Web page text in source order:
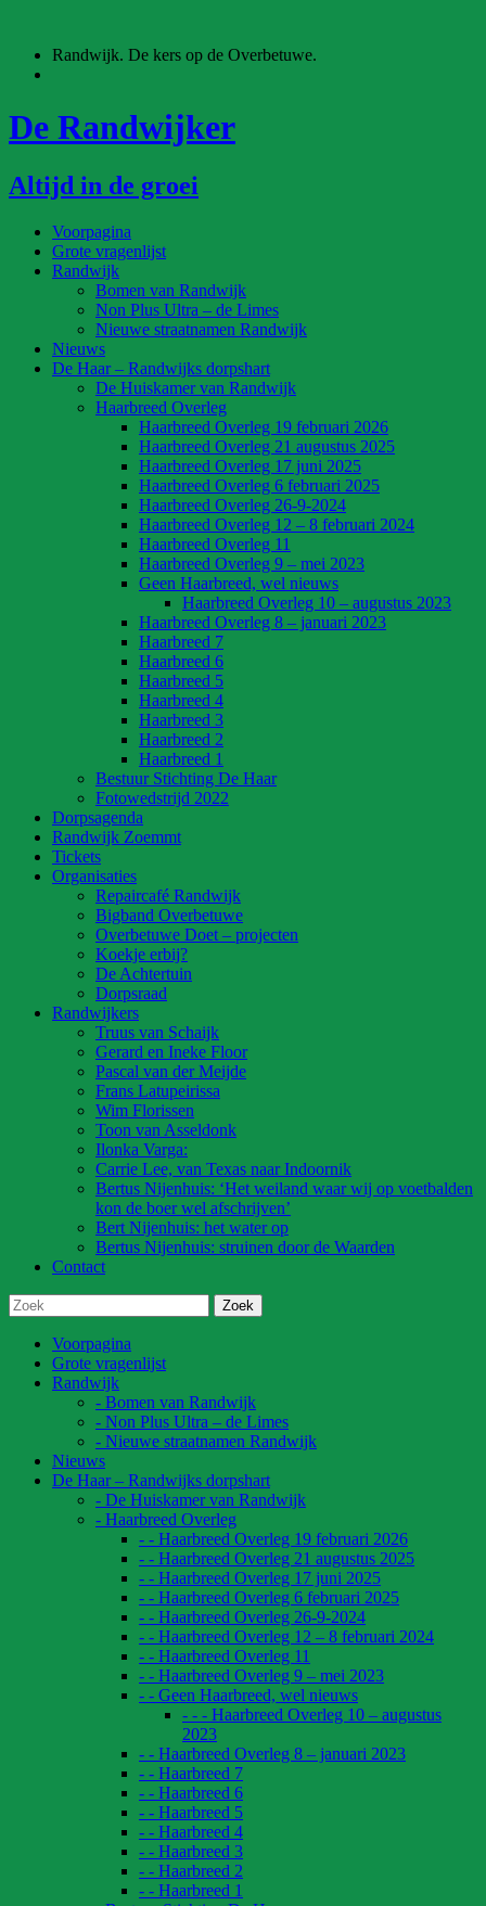
inhoud
Randwijk. De kers op de Overbetuwe.
De Randwijker
Altijd in de groei
Voorpagina
Grote vragenlijst
Randwijk
Bomen van Randwijk
Non Plus Ultra – de Limes
Nieuwe straatnamen Randwijk
Nieuws
De Haar – Randwijks dorpshart
De Huiskamer van Randwijk
Haarbreed Overleg
Haarbreed Overleg 19 februari 2026
Haarbreed Overleg 21 augustus 2025
Haarbreed Overleg 17 juni 2025
Haarbreed Overleg 6 februari 2025
Haarbreed Overleg 26-9-2024
Haarbreed Overleg 12 – 8 februari 2024
Haarbreed Overleg 11
Haarbreed Overleg 9 – mei 2023
Geen Haarbreed, wel nieuws
Haarbreed Overleg 10 – augustus 2023
Haarbreed Overleg 8 – januari 2023
Haarbreed 7
Haarbreed 6
Haarbreed 5
Haarbreed 4
Haarbreed 3
Haarbreed 2
Haarbreed 1
Bestuur Stichting De Haar
Fotowedstrijd 2022
Dorpsagenda
Randwijk Zoemmt
Tickets
Organisaties
Repaircafé Randwijk
Bigband Overbetuwe
Overbetuwe Doet – projecten
Koekje erbij?
De Achtertuin
Dorpsraad
Randwijkers
Truus van Schaijk
Gerard en Ineke Floor
Pascal van der Meijde
Frans Latupeirissa
Wim Florissen
Toon van Asseldonk
Ilonka Varga:
Carrie Lee, van Texas naar Indoornik
Bertus Nijenhuis: ‘Het weiland waar wij op voetbalden
kon de boer wel afschrijven’
Bert Nijenhuis: het water op
Bertus Nijenhuis: struinen door de Waarden
Contact
Voorpagina
Grote vragenlijst
Randwijk
- Bomen van Randwijk
- Non Plus Ultra – de Limes
- Nieuwe straatnamen Randwijk
Nieuws
De Haar – Randwijks dorpshart
- De Huiskamer van Randwijk
- Haarbreed Overleg
- - Haarbreed Overleg 19 februari 2026
- - Haarbreed Overleg 21 augustus 2025
- - Haarbreed Overleg 17 juni 2025
- - Haarbreed Overleg 6 februari 2025
- - Haarbreed Overleg 26-9-2024
- - Haarbreed Overleg 12 – 8 februari 2024
- - Haarbreed Overleg 11
- - Haarbreed Overleg 9 – mei 2023
- - Geen Haarbreed, wel nieuws
- - - Haarbreed Overleg 10 – augustus
2023
- - Haarbreed Overleg 8 – januari 2023
- - Haarbreed 7
- - Haarbreed 6
- - Haarbreed 5
- - Haarbreed 4
- - Haarbreed 3
- - Haarbreed 2
- - Haarbreed 1